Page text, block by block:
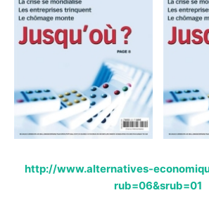
http://www.alternatives-
rub=06&srub=01